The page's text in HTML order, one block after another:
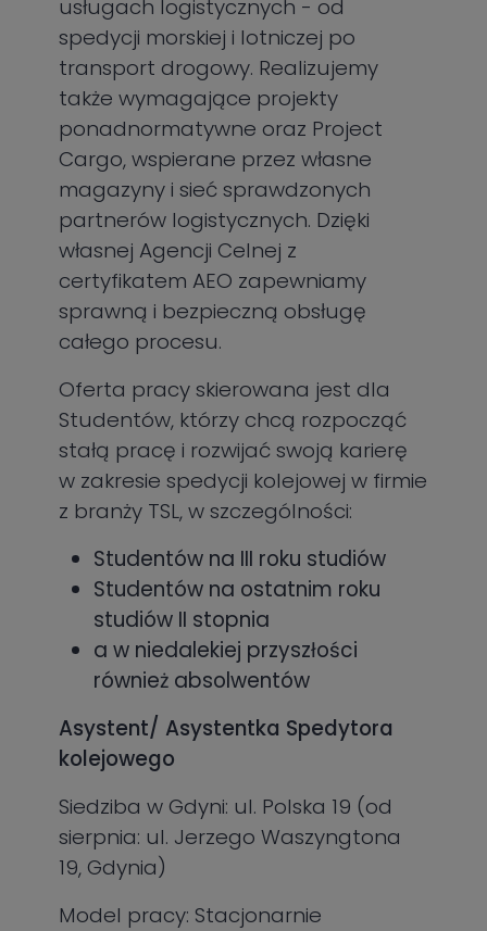
usługach logistycznych - od
spedycji morskiej i lotniczej po
transport drogowy. Realizujemy
także wymagające projekty
ponadnormatywne oraz Project
Cargo, wspierane przez własne
magazyny i sieć sprawdzonych
partnerów logistycznych. Dzięki
własnej Agencji Celnej z
certyfikatem AEO zapewniamy
sprawną i bezpieczną obsługę
całego procesu.
Oferta pracy skierowana jest dla
Studentów, którzy chcą rozpocząć
stałą pracę i rozwijać swoją karierę
w zakresie spedycji kolejowej w firmie
z branży TSL, w szczególności:
Studentów na III roku studiów
Studentów na ostatnim roku
studiów II stopnia
a w niedalekiej przyszłości
również absolwentów
Asystent/ Asystentka Spedytora
kolejowego
Siedziba w Gdyni: ul. Polska 19 (od
sierpnia: ul. Jerzego Waszyngtona
19, Gdynia)
Model pracy: Stacjonarnie